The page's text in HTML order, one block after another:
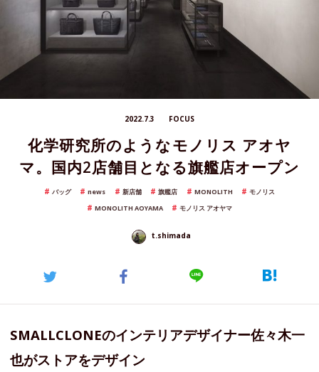
2022.7.3 FOCUS
化学研究所のようなモノリス アオヤ
マ。国内2店舗目となる旗艦店オープン
バッグ news 新店舗 旗艦店 MONOLITH
モノリス
MONOLITH AOYAMA
モノリス アオヤマ
t.shimada
SMALLCLONEのインテリアデザイナー佐々木一
也がストアをデザイン